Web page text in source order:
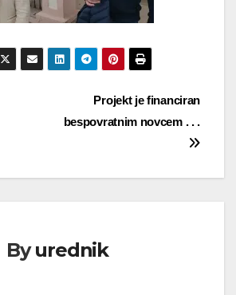
Projekt je financiran
bespovratnim novcem . . .
Byurednik